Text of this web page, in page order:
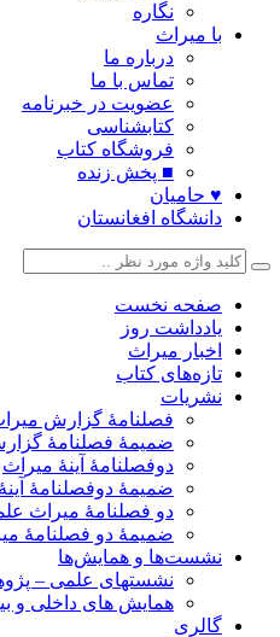
نگاره
با میراث
درباره ما
تماس با ما
عضویت در خبرنامه
کتابشناسی
فروشگاه کتاب
■ پخش زنده
♥ حامیان
دانشگاه افغانستان
صفحه نخست
یادداشت روز
اخبار میراث
تازه‌های کتاب
نشریات
فصلنامۀ گزارش
ضمیمۀ فصلنامۀ
دوفصلنامۀ آینۀ میراث
ضمیمۀ دوفصلنامۀ
دو فصلنامۀ میراث
ضمیمۀ دو فصلنامۀ
نشست‌ها و همایش‌ها
نشستهای علمی –
همایش های داخلی و
گالری